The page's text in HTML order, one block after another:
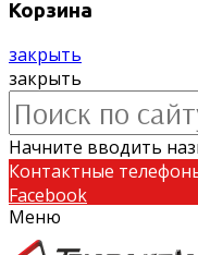
Корзина
закрыть
закрыть
Начните вводить
Контактные
Facebook
Twitter
Instagram
Меню